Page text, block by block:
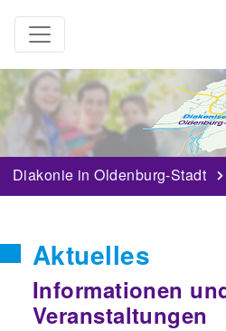
Diakonie in Oldenburg-Stadt
Aktuelles
Informationen
Veranstaltungen